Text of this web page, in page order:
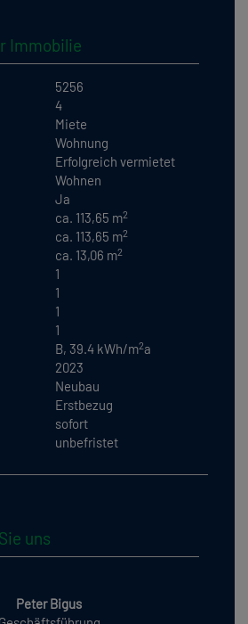
Immobilie
5256
4
Miete
Wohnung
Erfolgreich vermietet
Wohnen
Ja
ca. 113,65 m2
ca. 113,65 m2
ca. 13,06 m2
1
1
1
1
B, 39.4 kWh/m2a
2023
Neubau
Erstbezug
sofort
unbefristet
uns
Peter Bigus